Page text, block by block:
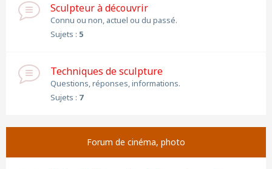
Sculpteur à découvrir
Connu ou non, actuel ou du passé.
Sujets : 5
Techniques de sculpture
Questions, réponses, informations.
Sujets : 7
Forum de cinéma, photo